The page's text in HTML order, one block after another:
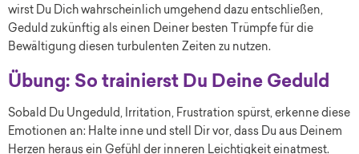
wirst Du Dich wahrscheinlich umgehend dazu entschließen,
Geduld zukünftig als einen Deiner besten Trümpfe für die
Bewältigung diesen turbulenten Zeiten zu nutzen.
Übung: So trainierst Du Deine Geduld
Sobald Du Ungeduld, Irritation, Frustration spürst, erkenne diese
Emotionen an: Halte inne und stell Dir vor, dass Du aus Deinem
Herzen heraus ein Gefühl der inneren Leichtigkeit einatmest.